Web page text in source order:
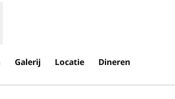
Galerij Locatie Dineren